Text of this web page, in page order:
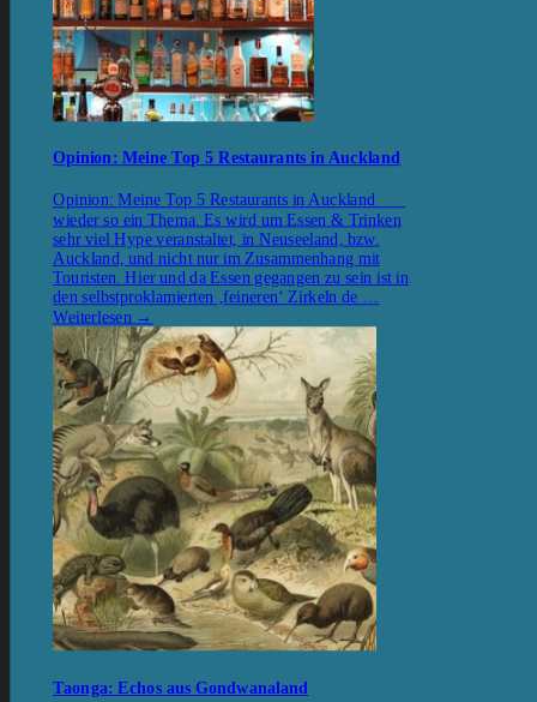
Opinion: Meine Top 5 Restaurants in Auckland
Opinion: Meine Top 5 Restaurants in Auckland
wieder so ein Thema. Es wird um Essen & Trinken
sehr viel Hype veranstaltet, in Neuseeland, bzw.
Auckland, und nicht nur im Zusammenhang mit
Touristen. Hier und da Essen gegangen zu sein ist in
den selbstproklamierten ‚feineren‘ Zirkeln de …
Weiterlesen →
Taonga: Echos aus Gondwanaland